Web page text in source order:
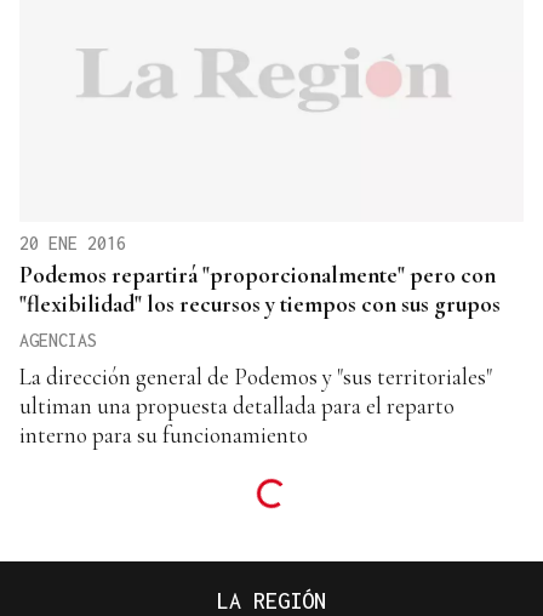
20 ENE 2016
Podemos repartirá "proporcionalmente" pero con
"flexibilidad" los recursos y tiempos con sus grupos
AGENCIAS
La dirección general de Podemos y "sus territoriales"
ultiman una propuesta detallada para el reparto
interno para su funcionamiento
LA REGIÓN